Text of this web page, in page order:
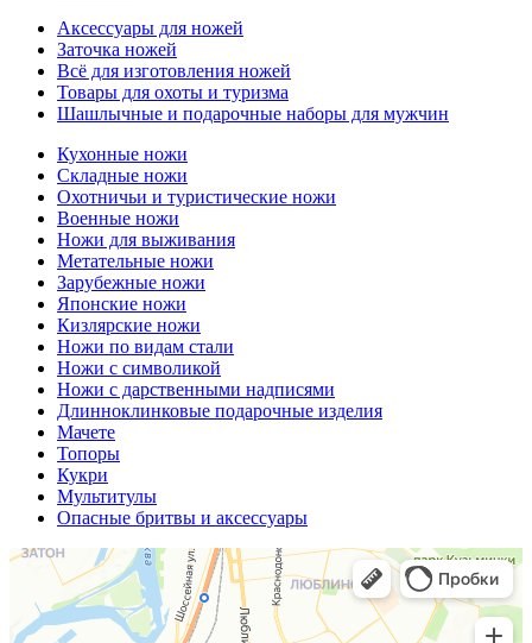
Аксессуары для ножей
Заточка ножей
Всё для изготовления ножей
Товары для охоты и туризма
Шашлычные и подарочные наборы для мужчин
Кухонные ножи
Складные ножи
Охотничьи и туристические ножи
Военные ножи
Ножи для выживания
Метательные ножи
Зарубежные ножи
Японские ножи
Кизлярские ножи
Ножи по видам стали
Ножи с символикой
Ножи с дарственными надписями
Длинноклинковые подарочные изделия
Мачете
Топоры
Кукри
Мультитулы
Опасные бритвы и аксессуары